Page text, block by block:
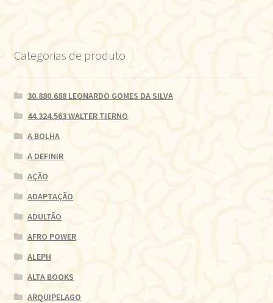
Categorias de produto
30.880.688 LEONARDO GOMES DA SILVA
44.324.563 WALTER TIERNO
A BOLHA
A DEFINIR
AÇÃO
ADAPTAÇÃO
ADULTÃO
AFRO POWER
ALEPH
ALTA BOOKS
ARQUIPELAGO